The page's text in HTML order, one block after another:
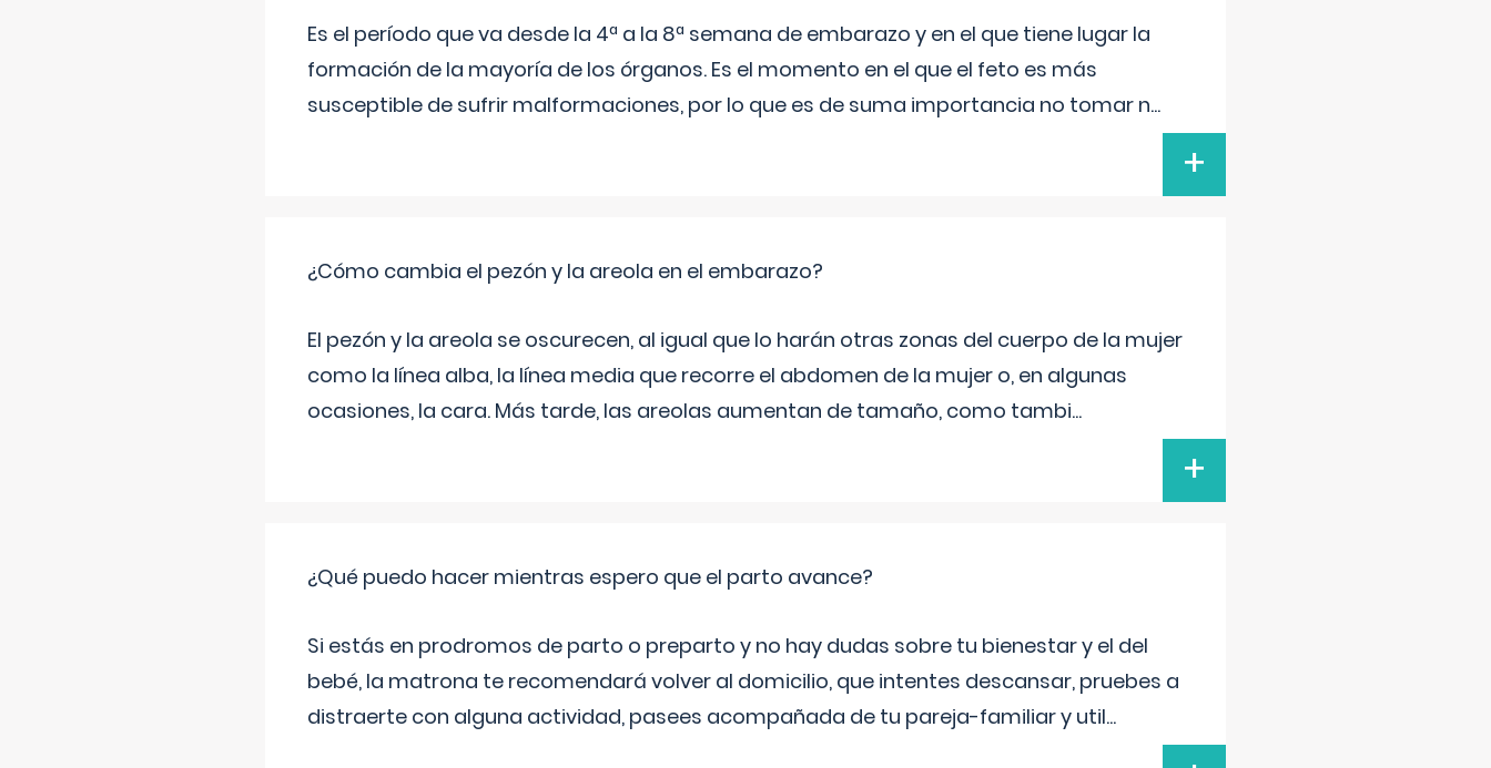
Es el período que va desde la 4ª a la 8ª semana de embarazo y en el que tiene lugar la
formación de la mayoría de los órganos. Es el momento en el que el feto es más
susceptible de sufrir malformaciones, por lo que es de suma importancia no tomar n...
+
¿Cómo cambia el pezón y la areola en el embarazo?
El pezón y la areola se oscurecen, al igual que lo harán otras zonas del cuerpo de la mujer
como la línea alba, la línea media que recorre el abdomen de la mujer o, en algunas
ocasiones, la cara. Más tarde, las areolas aumentan de tamaño, como tambi...
+
¿Qué puedo hacer mientras espero que el parto avance?
Si estás en prodromos de parto o preparto y no hay dudas sobre tu bienestar y el del
bebé, la matrona te recomendará volver al domicilio, que intentes descansar, pruebes a
distraerte con alguna actividad, pasees acompañada de tu pareja-familiar y util...